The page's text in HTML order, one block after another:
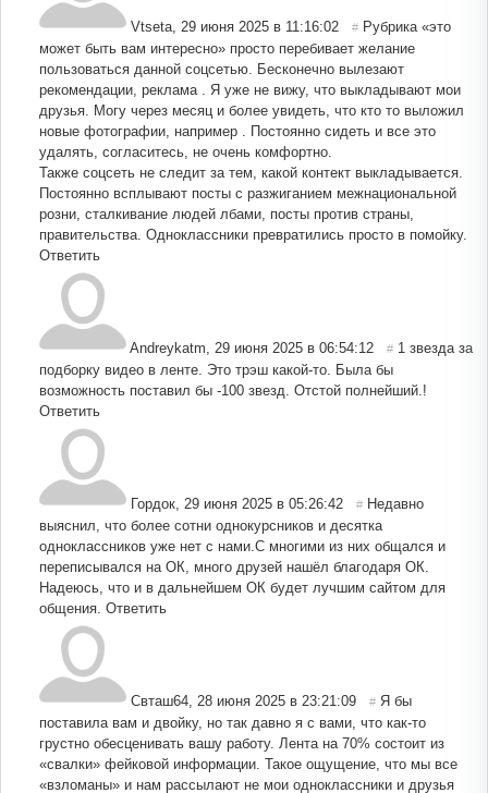
Vtseta 29 июня 2025 в 11:16:02 # Рубрика «это
может быть вам интересно» просто перебивает желание
пользоваться данной соцсетью. Бесконечно вылезают
рекомендации, реклама . Я уже не вижу, что выкладывают мои
друзья. Могу через месяц и более увидеть, что кто то выложил
новые фотографии, например . Постоянно сидеть и все это
удалять, согласитесь, не очень комфортно.
Также соцсеть не следит за тем, какой контект выкладывается.
Постоянно всплывают посты с разжиганием межнациональной
розни, сталкивание людей лбами, посты против страны,
правительства. Одноклассники превратились просто в помойку.
Ответить
Andreykatm 29 июня 2025 в 06:54:12 # 1 звезда за
подборку видео в ленте. Это трэш какой-то. Была бы
возможность поставил бы -100 звезд. Отстой полнейший.!
Ответить
Гордок 29 июня 2025 в 05:26:42 # Недавно
выяснил, что более сотни однокурсников и десятка
одноклассников уже нет с нами.С многими из них общался и
переписывался на ОК, много друзей нашёл благодаря ОК.
Надеюсь, что и в дальнейшем ОК будет лучшим сайтом для
общения. Ответить
Свташ64 28 июня 2025 в 23:21:09 # Я бы
поставила вам и двойку, но так давно я с вами, что как-то
грустно обесценивать вашу работу. Лента на 70% состоит из
«свалки» фейковой информации. Такое ощущение, что мы все
«взломаны» и нам рассылают не мои одноклассники и друзья